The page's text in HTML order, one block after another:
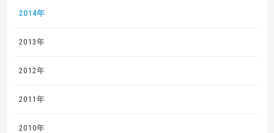
2014年
2013年
2012年
2011年
2010年